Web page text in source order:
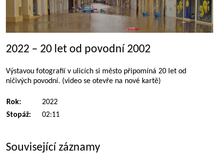
2022 – 20 let od povodní 2002
Výstavou fotografií v ulicích si město připomíná 20 let od
ničivých povodní. (video se otevře na nové kartě)
Rok:
2022
Stopáž:
02:11
Související záznamy